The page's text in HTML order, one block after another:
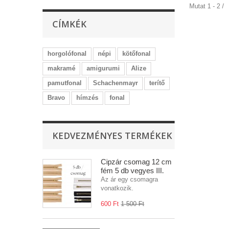
CÍMKÉK
horgolófonal népi
kötőfonal
makramé
amigurumi
Alize
pamutfonal
Schachenmayr
terítő
Bravo
hímzés fonal
KEDVEZMÉNYES TERMÉKEK
Cipzár csomag 12 cm
fém 5 db vegyes III.
Az ár egy csomagra
vonatkozik.
600 Ft‎ 1 500 Ft‎
Mutat 1 - 2